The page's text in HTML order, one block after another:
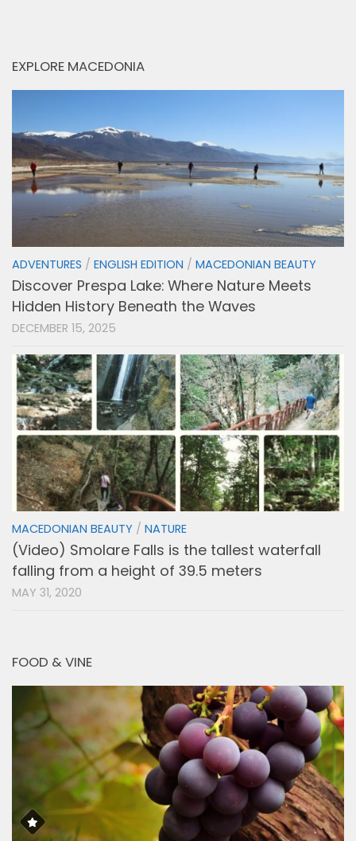
EXPLORE MACEDONIA
ADVENTURES / ENGLISH EDITION / MACEDONIAN BEAUTY
Discover Prespa Lake: Where Nature Meets
Hidden History Beneath the Waves
DECEMBER 15, 2025
MACEDONIAN BEAUTY / NATURE
(Video) Smolare Falls is the tallest waterfall
falling from a height of 39.5 meters
MAY 31, 2020
FOOD & VINE